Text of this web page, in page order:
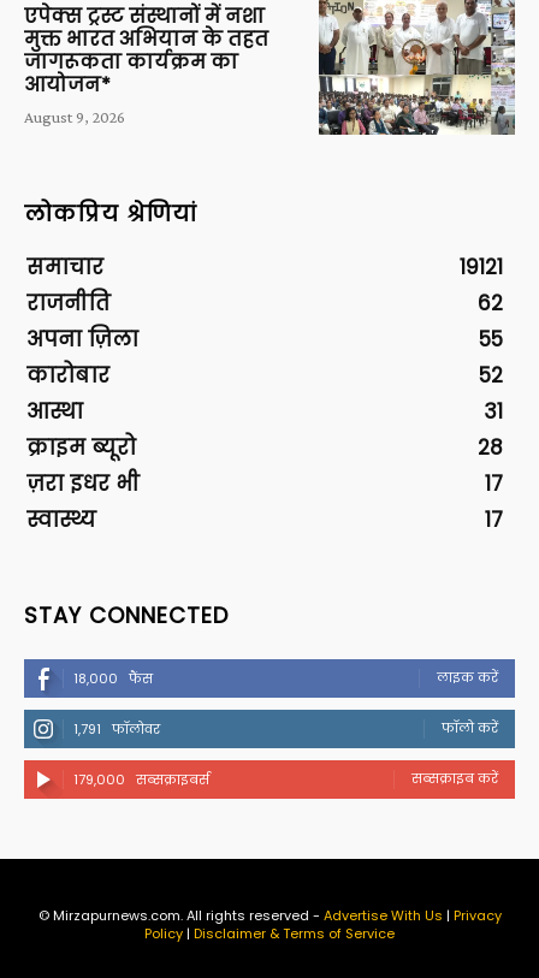
एपेक्स ट्रस्ट संस्थानों में नशा
मुक्त भारत अभियान के तहत
जागरूकता कार्यक्रम का
आयोजन*
August 9, 2026
लोकप्रिय श्रेणियां
समाचार
19121
राजनीति
62
अपना ज़िला
55
कारोबार
52
आस्था
31
क्राइम ब्यूरो
28
ज़रा इधर भी
17
स्वास्थ्य
17
STAY CONNECTED
18,000 फैंस लाइक करें
1,791 फॉलोवर फॉलो करें
179,000 सब्सक्राइबर्स सब्सक्राइब करें
© Mirzapurnews.com. All rights reserved - Advertise With Us | Privacy
Policy| Disclaimer & Terms of Service